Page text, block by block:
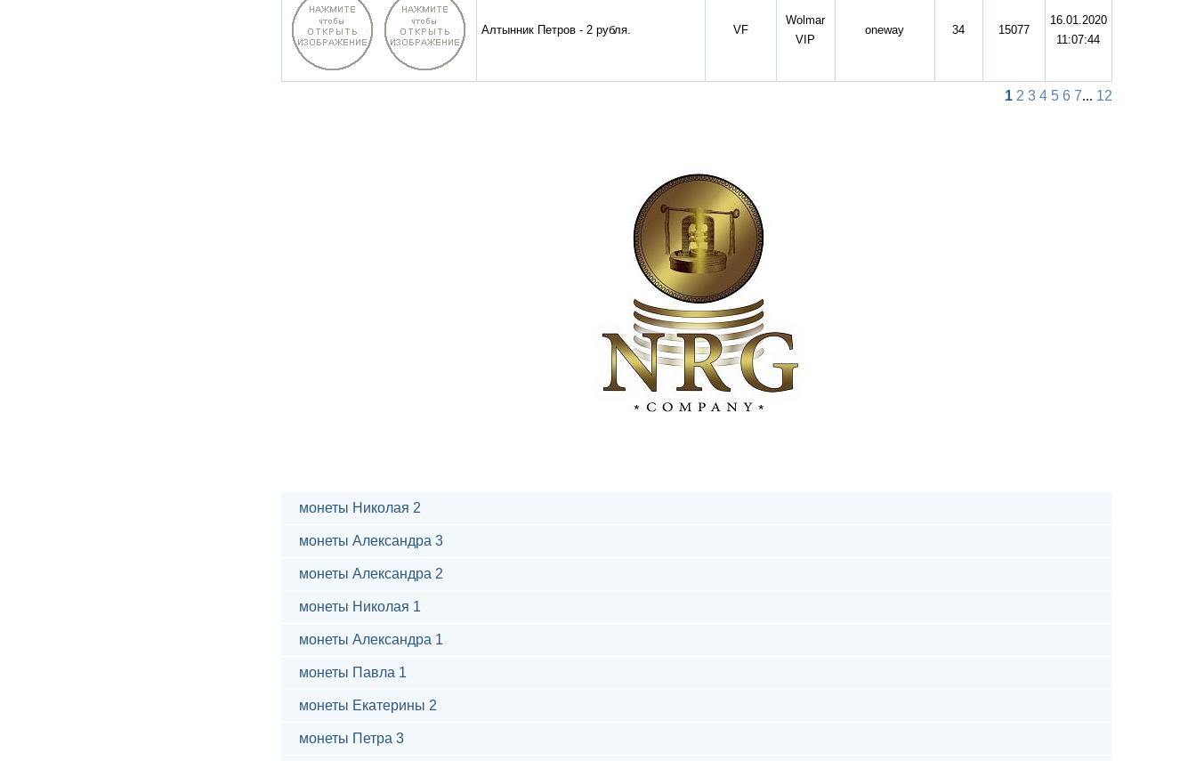
Алтынник Петров - 2 рубля. VF
Wolmar
VIP
oneway 34 15077
16.01.2020
11:07:44
1 2 3 4 5 6 7... 12
монеты Николая 2
монеты Александра 3
монеты Александра 2
монеты Николая 1
монеты Александра 1
монеты Павла 1
монеты Екатерины 2
монеты Петра 3